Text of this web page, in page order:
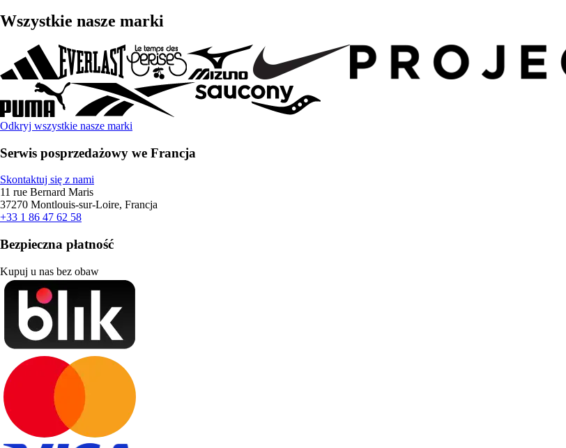
Wszystkie nasze marki
Odkryj wszystkie nasze marki
Serwis posprzedażowy we Francja
Skontaktuj się z nami
11 rue Bernard Maris
37270 Montlouis-sur-Loire, Francja
+33 1 86 47 62 58
Bezpieczna płatność
Kupuj u nas bez obaw